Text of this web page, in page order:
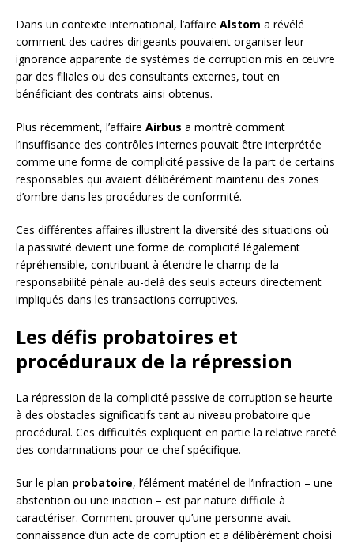
Dans un contexte international, l’affaire Alstom a révélé
comment des cadres dirigeants pouvaient organiser leur
ignorance apparente de systèmes de corruption mis en œuvre
par des filiales ou des consultants externes, tout en
bénéficiant des contrats ainsi obtenus.
Plus récemment, l’affaire Airbus a montré comment
l’insuffisance des contrôles internes pouvait être interprétée
comme une forme de complicité passive de la part de certains
responsables qui avaient délibérément maintenu des zones
d’ombre dans les procédures de conformité.
Ces différentes affaires illustrent la diversité des situations où
la passivité devient une forme de complicité légalement
répréhensible, contribuant à étendre le champ de la
responsabilité pénale au-delà des seuls acteurs directement
impliqués dans les transactions corruptives.
Les défis probatoires et
procéduraux de la répression
La répression de la complicité passive de corruption se heurte
à des obstacles significatifs tant au niveau probatoire que
procédural. Ces difficultés expliquent en partie la relative rareté
des condamnations pour ce chef spécifique.
Sur le plan probatoire, l’élément matériel de l’infraction – une
abstention ou une inaction – est par nature difficile à
caractériser. Comment prouver qu’une personne avait
connaissance d’un acte de corruption et a délibérément choisi